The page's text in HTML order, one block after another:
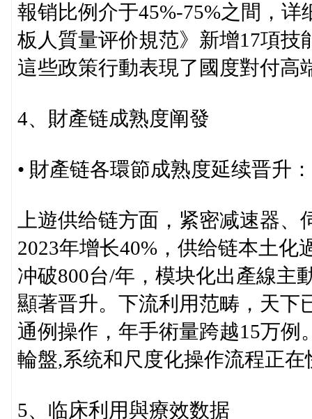
報销比例介于45%-75%之間，
板人質量评价規范》新增17項
這些政策行動表現了國度對付高
4、財產链成熟度阐發
• 財產链各環節成熟度延续晋升：
上遊供给链方面，紧密减速器
2023年增长40%，供给链本土
冲破800台/年，模块化出產線主
顯著晋升。下流利用范畴，天下
通例操作，年手術量跨越15万
輪盤,系统和尺度化操作流程正
5、临床利用與療效数据